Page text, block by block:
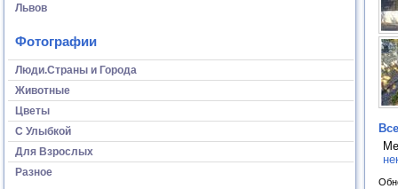
Львов
Фотографии
Люди.Страны и Города
Животные
Цветы
С Улыбкой
Для Взрослых
Разное